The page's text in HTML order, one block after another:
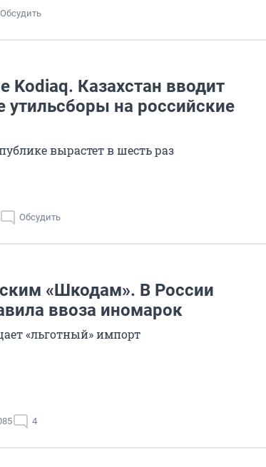
Обсудить
Kodiaq. Казахстан вводит
утильсборы на российские
вырастет в шесть раз
Обсудить
«Шкодам». В России
ввоза иномарок
«льготный» импорт
4